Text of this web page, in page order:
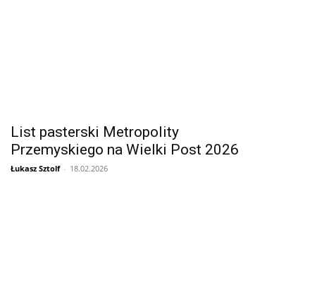
List pasterski Metropolity
Przemyskiego na Wielki Post 2026
Łukasz Sztolf - 18.02.2026